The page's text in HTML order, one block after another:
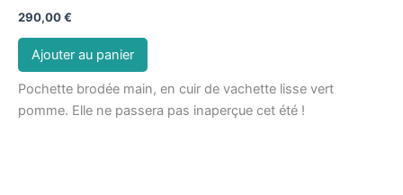
290,00€
Ajouter au panier
Pochette brodée main, en cuir de vachette lisse vert
pomme. Elle ne passera pas inaperçue cet été !